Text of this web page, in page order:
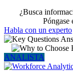
¿Busca
Póngase
Habla con un experto
ANALISTA